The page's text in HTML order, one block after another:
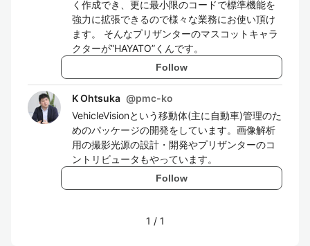
く作成でき、更に最小限のコードで標準機能を
強力に拡張できるので様々な業務にお使い頂け
ます。 そんなプリザンターのマスコットキャラ
クターが”HAYATO”くんです。
Follow
K Ohtsuka @pmc-ko
VehicleVisionという移動体(主に自動車)管理のた
めのパッケージの開発をしています。画像解析
用の撮影光源の設計・開発やプリザンターのコ
ントリビュータもやっています。
Follow
1 / 1